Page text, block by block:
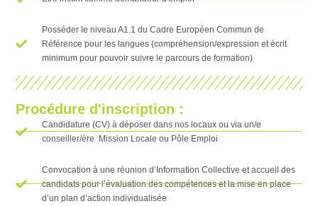
Posséder le niveau A1.1 du Cadre Européen Commun de
Référence pour les langues (compréhension/expression et écrit
minimum pour pouvoir suivre le parcours de formation)
Procédure d'inscription :
Candidature (CV) à déposer dans nos locaux ou via un/e
conseiller/ère Mission Locale ou Pôle Emploi
Convocation à une réunion d’Information Collective et accueil des
candidats pour l’évaluation des compétences et la mise en place
d’un plan d’action individualisée